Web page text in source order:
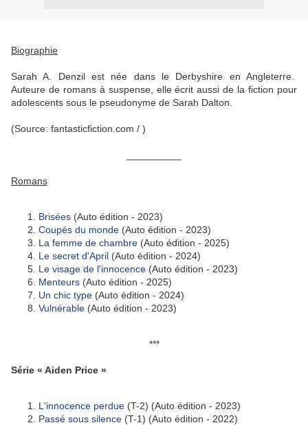
Biographie
Sarah A. Denzil est née dans le Derbyshire en Angleterre.
Auteure de romans à suspense, elle écrit aussi de la fiction pour
adolescents sous le pseudonyme de Sarah Dalton.
(Source: fantasticfiction.com / )
Romans
Brisées (Auto édition - 2023)
Coupés du monde (Auto édition - 2023)
La femme de chambre (Auto édition - 2025)
Le secret d'April (Auto édition - 2024)
Le visage de l'innocence (Auto édition - 2023)
Menteurs (Auto édition - 2025)
Un chic type (Auto édition - 2024)
Vulnérable (Auto édition - 2023)
***
Série « Aiden Price »
L'innocence perdue (T-2) (Auto édition - 2023)
Passé sous silence (T-1) (Auto édition - 2022)